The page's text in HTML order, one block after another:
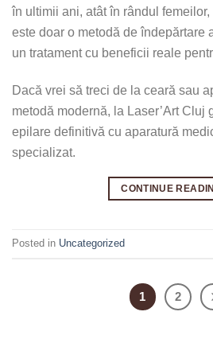
în ultimii ani, atât în rândul
este doar o metodă de îndepărtare
un tratament cu beneficii reale
Dacă vrei să treci de la ceară sau
metodă modernă, la Laser’Art Cluj
epilare definitivă cu aparatură
specializat.
CONTINUE
Posted in Uncategorized
1 2